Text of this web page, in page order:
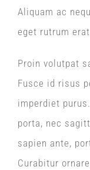
Aliquam ac
eget rutrum
Proin volutpat
Fusce id risus
imperdiet
porta, nec
sapien ante,
Curabitur